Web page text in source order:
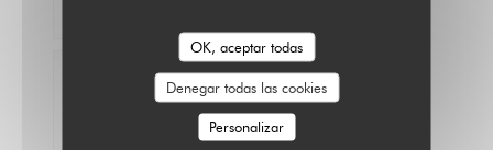
OK, aceptar todas
Denegar todas las cookies
Personalizar